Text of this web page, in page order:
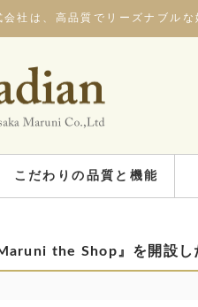
社は、高品質でリーズナブルな
こだわりの品質と機能
the Shop』を開設し